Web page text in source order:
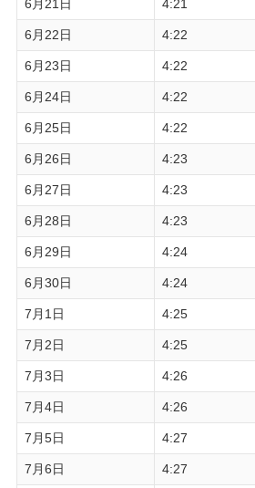
6月21日 4:21
6月22日 4:22
6月23日 4:22
6月24日 4:22
6月25日 4:22
6月26日 4:23
6月27日 4:23
6月28日 4:23
6月29日 4:24
6月30日 4:24
7月1日 4:25
7月2日 4:25
7月3日 4:26
7月4日 4:26
7月5日 4:27
7月6日 4:27